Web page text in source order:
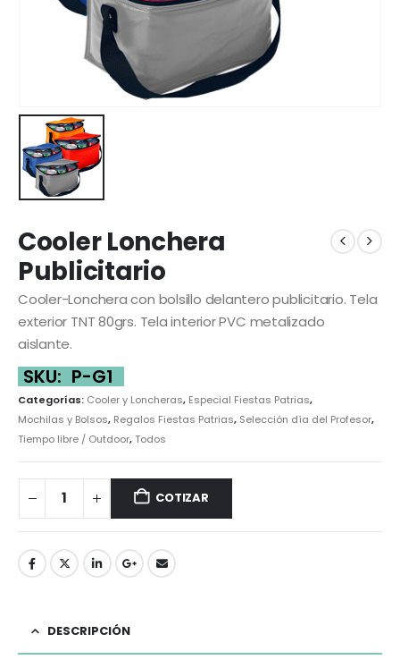
Cooler Lonchera
Publicitario
Cooler-Lonchera con bolsillo delantero publicitario. Tela
exterior TNT 80grs. Tela interior PVC metalizado
aislante.
SKU: P-G1
Categorías: Cooler y Loncheras, Especial Fiestas Patrias,
Mochilas y Bolsos, Regalos Fiestas Patrias, Selección día del Profesor,
Tiempo libre / Outdoor,Todos
COTIZAR
DESCRIPCIÓN